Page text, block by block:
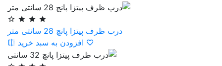
درب ظرف پیتزا پانچ 28 سانتی متر
افزودن به سبد خرید